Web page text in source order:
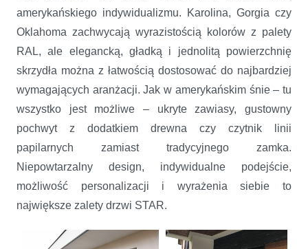
amerykańskiego indywidualizmu. Karolina, Gorgia czy
Oklahoma zachwycają wyrazistością kolorów z palety
RAL, ale elegancką, gładką i jednolitą powierzchnię
skrzydła można z łatwością dostosować do najbardziej
wymagających aranżacji. Jak w amerykańskim śnie – tu
wszystko jest możliwe – ukryte zawiasy, gustowny
pochwyt z dodatkiem drewna czy czytnik linii
papilarnych zamiast tradycyjnego zamka.
Niepowtarzalny design, indywidualne podejście,
możliwość personalizacji i wyrażenia siebie to
największe zalety drzwi STAR.